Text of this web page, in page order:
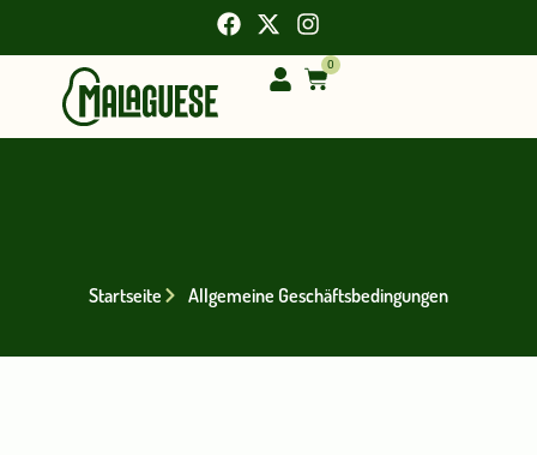
0
Startseite Allgemeine Geschäftsbedingungen